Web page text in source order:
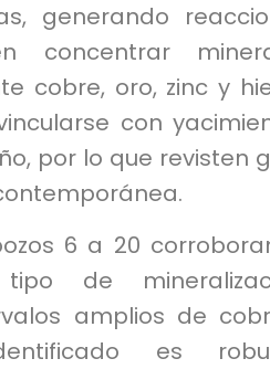
generando
concentrar
cobre, oro, zinc y
con
por lo que revisten
6 a 20
de
amplios de
es